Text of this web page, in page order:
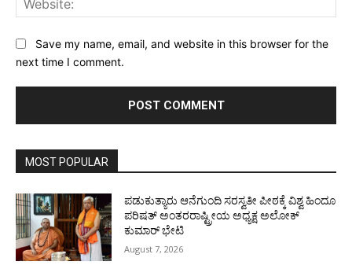
Save my name, email, and website in this browser for the
next time I comment.
MOST POPULAR
ಪಡುಕುತ್ಯಾರು ಆನೆಗುಂದಿ ಸರಸ್ವತೀ ಪೀಠಕ್ಕೆ ವಿಶ್ವ ಹಿಂದೂ
ಪರಿಷತ್ ಅಂತರರಾಷ್ಟ್ರೀಯ ಅಧ್ಯಕ್ಷ ಅಲೋಕ್
ಕುಮಾರ್ ಭೇಟಿ
August 7, 2026